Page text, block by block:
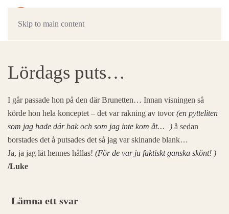
Skip to main content
Lördags puts…
I går passade hon på den där Brunetten… Innan visningen så
körde hon hela konceptet – det var rakning av tovor(en pytteliten
som jag hade där bak och som jag inte kom åt…
) å sedan
borstades det å putsades det så jag var skinande blank…
Ja, ja jag lät hennes hållas! (För de var ju faktiskt ganska skönt! )
/Luke
Lämna ett svar